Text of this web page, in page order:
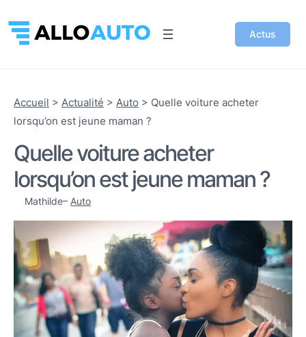
Actus
Accueil > Actualité > Auto > Quelle voiture acheter
lorsqu’on est jeune maman ?
Quelle voiture acheter
lorsqu’on est jeune maman ?
Mathilde– Auto